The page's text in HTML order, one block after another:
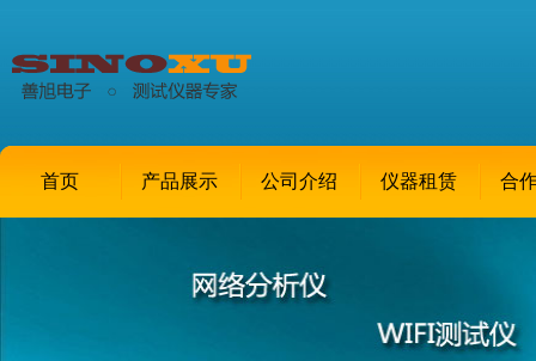
首页 产品展示 公司介绍 仪器租赁 合